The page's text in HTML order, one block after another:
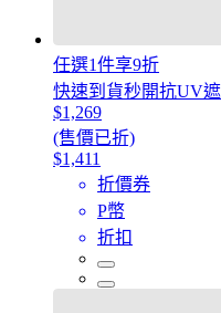
任選1件享9折
快速到貨秒開抗UV
$1,269
(售價已折)
$1,411
折價券
P幣
折扣